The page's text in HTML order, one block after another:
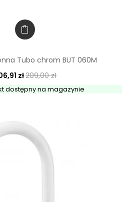
Tubo chrom BUT 060M
zł209,00 zł
dostępny na magazynie